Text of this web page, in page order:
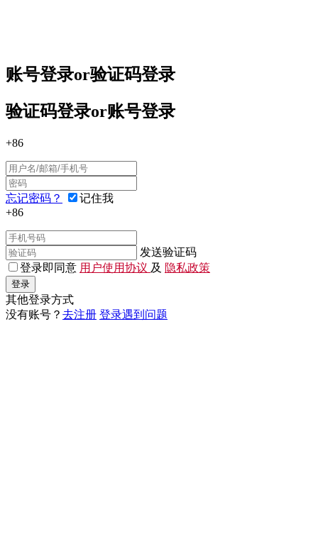
账号登录or验证码登录
验证码登录or账号登录
+86
忘记密码？
记住我
+86
发送验证码
登录即同意 用户使用协议 及 隐私政策
登录
其他登录方式
没有账号？ 去注册 登录遇到问题